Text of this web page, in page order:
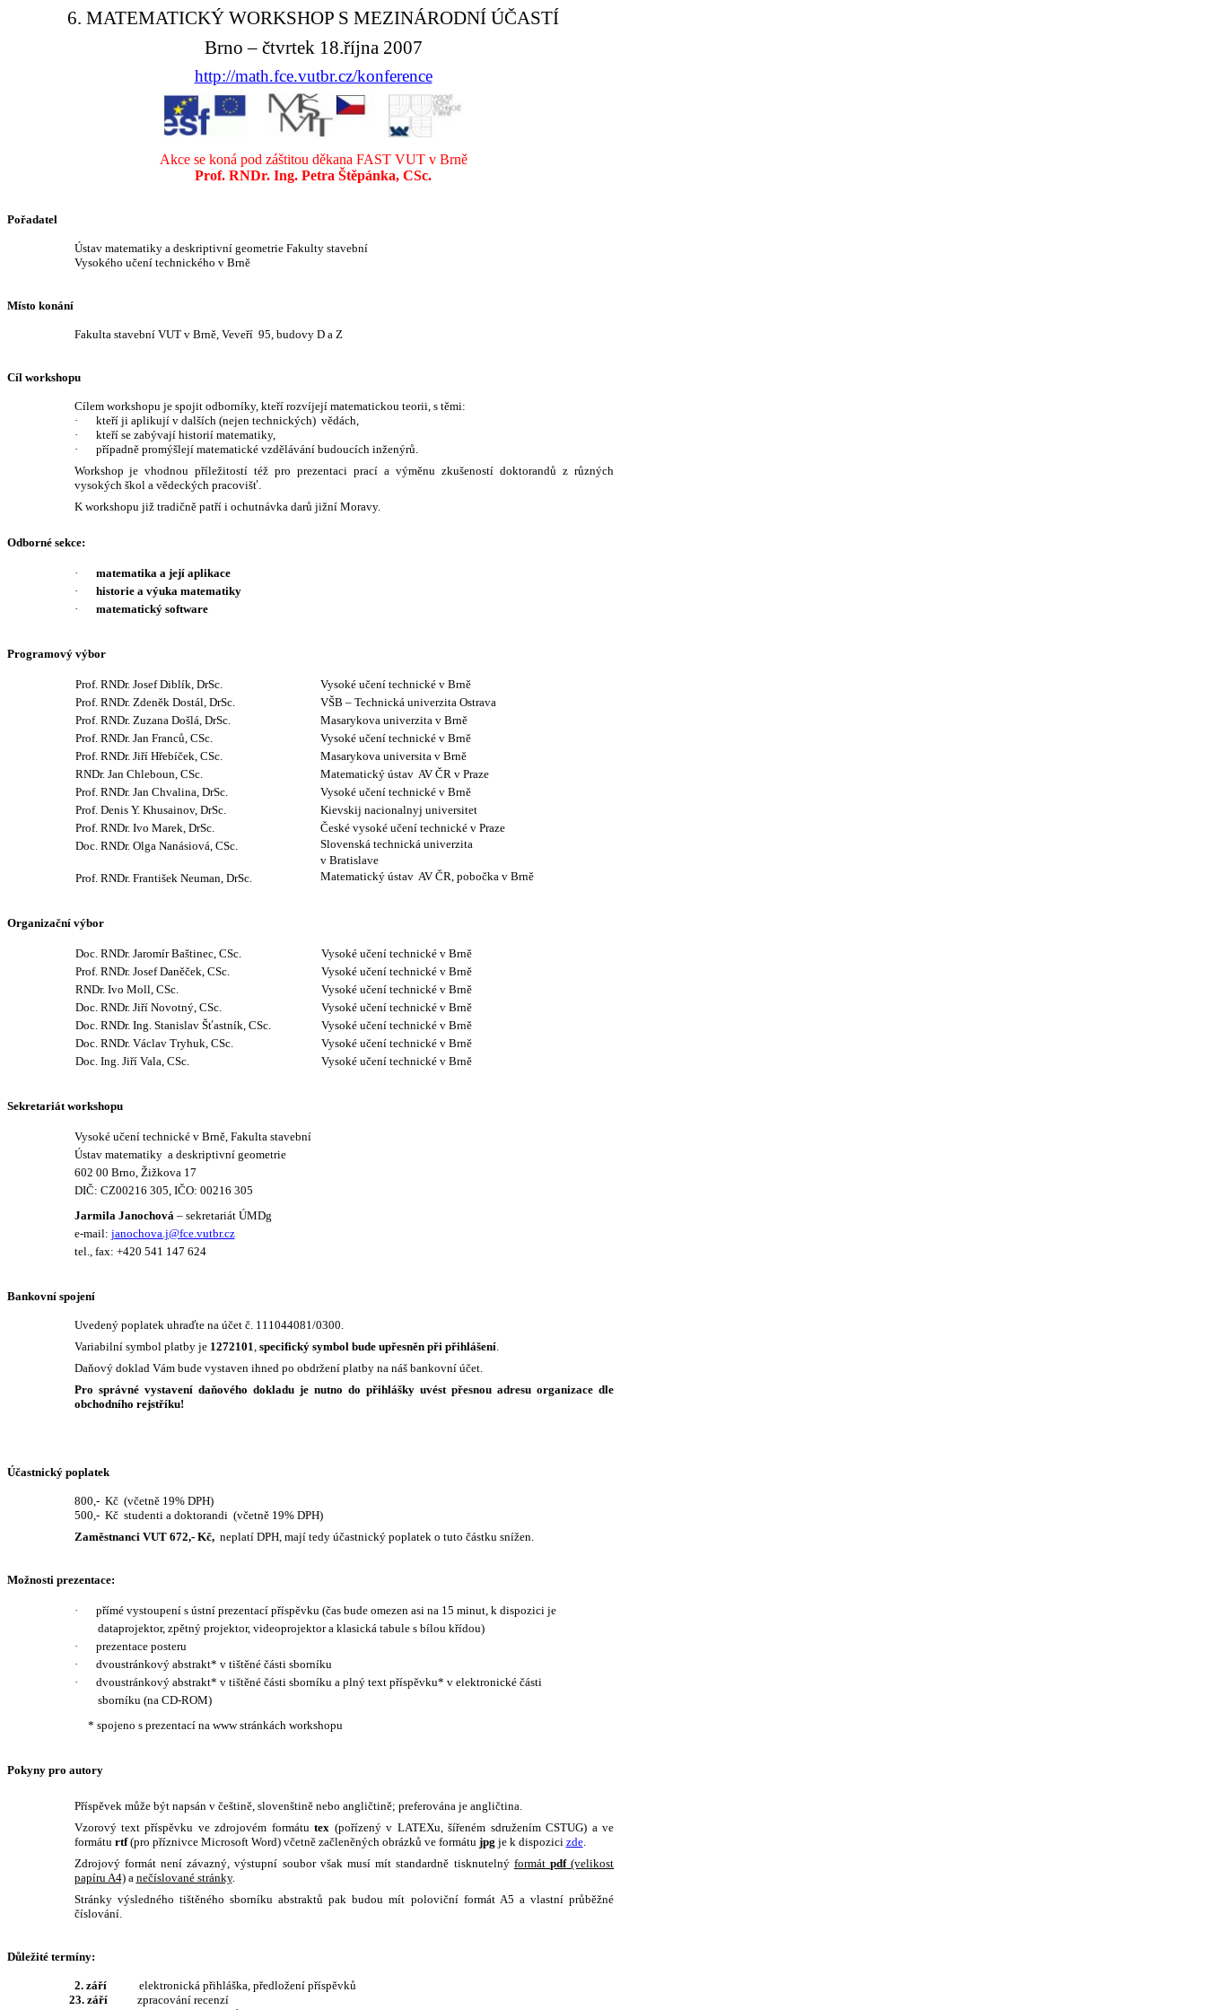
6. MATEMATICKÝ WORKSHOP S MEZINÁRODNÍ ÚČASTÍ
Brno – čtvrtek 18.října 2007
http://math.fce.vutbr.cz/konference
Akce se koná pod záštitou děkana FAST VUT v Brně
Prof. RNDr. Ing. Petra Štěpánka, CSc.
Pořadatel
Ústav matematiky a deskriptivní geometrie Fakulty stavební
Vysokého učení technického v Brně
Místo konání
Fakulta stavební VUT v Brně, Veveří 95, budovy D a Z
Cíl workshopu
Cílem workshopu je spojit odborníky, kteří rozvíjejí matematickou teorii, s těmi:
·
kteří ji aplikují v dalších (nejen technických) vědách,
·
kteří se zabývají historií matematiky,
·
případně promýšlejí matematické vzdělávání budoucích inženýrů.
Workshop je vhodnou příležitostí též pro prezentaci prací a výměnu zkušeností doktorandů z různých
vysokých škol a vědeckých pracovišť.
K workshopu již tradičně patří i ochutnávka darů jižní Moravy.
Odborné sekce:
·
matematika a její aplikace
·
historie a výuka matematiky
·
matematický software
Programový výbor
Prof. RNDr. Josef Diblík, DrSc.
Vysoké učení technické v Brně
Prof. RNDr. Zdeněk Dostál, DrSc.
VŠB – Technická univerzita Ostrava
Prof. RNDr. Zuzana Došlá, DrSc.
Masarykova univerzita v Brně
Prof. RNDr. Jan Franců, CSc.
Vysoké učení technické v Brně
Prof. RNDr. Jiří Hřebíček, CSc.
Masarykova universita v Brně
RNDr. Jan Chleboun, CSc.
Matematický ústav AV ČR v Praze
Prof. RNDr. Jan Chvalina, DrSc.
Vysoké učení technické v Brně
Prof. Denis Y. Khusainov, DrSc.
Kievskij nacionalnyj universitet
Prof. RNDr. Ivo Marek, DrSc.
České vysoké učení technické v Praze
Doc. RNDr. Olga Nanásiová, CSc.
Slovenská technická univerzita
v Bratislave
Prof. RNDr. František Neuman, DrSc.
Matematický ústav AV ČR, pobočka v Brně
Organizační výbor
Doc. RNDr. Jaromír Baštinec, CSc.
Vysoké učení technické v Brně
Prof. RNDr. Josef Daněček, CSc.
Vysoké učení technické v Brně
RNDr. Ivo Moll, CSc.
Vysoké učení technické v Brně
Doc. RNDr. Jiří Novotný, CSc.
Vysoké učení technické v Brně
Doc. RNDr. Ing. Stanislav Šťastník, CSc.
Vysoké učení technické v Brně
Doc. RNDr. Václav Tryhuk, CSc.
Vysoké učení technické v Brně
Doc. Ing. Jiří Vala, CSc.
Vysoké učení technické v Brně
Sekretariát workshopu
Vysoké učení technické v Brně, Fakulta stavební
Ústav matematiky a deskriptivní geometrie
602 00 Brno, Žižkova 17
DIČ: CZ00216 305, IČO: 00216 305
Jarmila Janochová– sekretariát ÚMDg
e-mail: janochova.j@fce.vutbr.cz
tel., fax: +420 541 147 624
Bankovní spojení
Uvedený poplatek uhraďte na účet č. 111044081/0300.
Variabilní symbol platby je 1272101, specifický symbol bude upřesněn při přihlášení.
Daňový doklad Vám bude vystaven ihned po obdržení platby na náš bankovní účet.
Pro správné vystavení daňového dokladu je nutno do přihlášky uvést přesnou adresu organizace dle
obchodního rejstříku!
Účastnický poplatek
800,- Kč (včetně 19% DPH)
500,- Kč studenti a doktorandi (včetně 19% DPH)
Zaměstnanci VUT 672,- Kč, neplatí DPH, mají tedy účastnický poplatek o tuto částku snížen.
Možnosti prezentace:
·
přímé vystoupení s ústní prezentací příspěvku (čas bude omezen asi na 15 minut, k dispozici je
dataprojektor, zpětný projektor, videoprojektor a klasická tabule s bílou křídou)
·
prezentace posteru
·
dvoustránkový abstrakt* v tištěné části sborníku
·
dvoustránkový abstrakt* v tištěné části sborníku a plný text příspěvku* v elektronické části
sborníku (na CD-ROM)
* spojeno s prezentací na www stránkách workshopu
Pokyny pro autory
Příspěvek může být napsán v češtině, slovenštině nebo angličtině; preferována je angličtina.
Vzorový text příspěvku ve zdrojovém formátutex (pořízený v LATEXu, šířeném sdružením CSTUG) a ve
formátu rtf(pro příznivce Microsoft Word) včetně začleněných obrázků ve formátu jpg je k dispozici zde.
Zdrojový formát není závazný, výstupní soubor však musí mít standardně tisknutelný formátpdf(velikost
papíru A4)a nečíslované stránky.
Stránky výsledného tištěného sborníku abstraktů pak budou mít poloviční formát A5 a vlastní průběžné
číslování.
Důležité termíny:
2. září
elektronická přihláška, předložení příspěvků
23. září
zpracování recenzí